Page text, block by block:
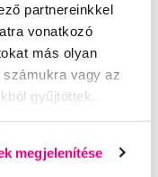
partnereinkkel
vonatkozó
más olyan
vagy az
gyűjtöttek.
megjelenítése